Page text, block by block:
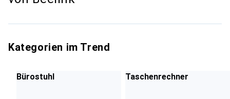
Kategorien im Trend
Bürostuhl Taschenrechner